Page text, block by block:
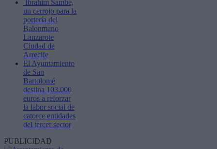
Ibrahim Sambe,
un cerrojo para la
portería del
Balonmano
Lanzarote
Ciudad de
Arrecife
El Ayuntamiento
de San
Bartolomé
destina 103.000
euros a reforzar
la labor social de
catorce entidades
del tercer sector
PUBLICIDAD